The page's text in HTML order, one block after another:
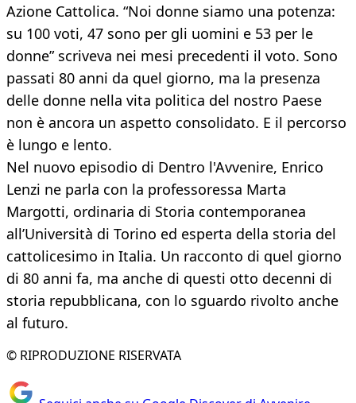
Azione Cattolica. “Noi donne siamo una potenza:
su 100 voti, 47 sono per gli uomini e 53 per le
donne” scriveva nei mesi precedenti il voto. Sono
passati 80 anni da quel giorno, ma la presenza
delle donne nella vita politica del nostro Paese
non è ancora un aspetto consolidato. E il percorso
è lungo e lento.
Nel nuovo episodio di Dentro l'Avvenire, Enrico
Lenzi ne parla con la professoressa Marta
Margotti, ordinaria di Storia contemporanea
all’Università di Torino ed esperta della storia del
cattolicesimo in Italia. Un racconto di quel giorno
di 80 anni fa, ma anche di questi otto decenni di
storia repubblicana, con lo sguardo rivolto anche
al futuro.
© RIPRODUZIONE RISERVATA